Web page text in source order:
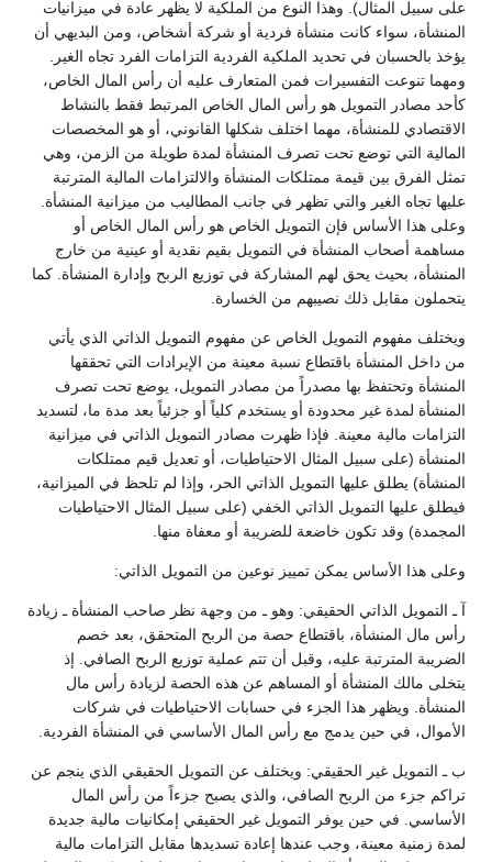
على سبيل المثال). وهذا النوع من الملكية لا يظهر عادة في ميزانيات
المنشأة، سواء كانت منشأة فردية أو شركة أشخاص، ومن البديهي أن
يؤخذ بالحسبان في تحديد الملكية الفردية التزامات الفرد تجاه الغير.
ومهما تنوعت التفسيرات فمن المتعارف عليه أن رأس المال الخاص،
كأحد مصادر التمويل هو رأس المال الخاص المرتبط فقط بالنشاط
الاقتصادي للمنشأة، مهما اختلف شكلها القانوني، أو هو المخصصات
المالية التي توضع تحت تصرف المنشأة لمدة طويلة من الزمن، وهي
تمثل الفرق بين قيمة ممتلكات المنشأة والالتزامات المالية المترتبة
عليها تجاه الغير والتي تظهر في جانب المطاليب من ميزانية المنشأة.
وعلى هذا الأساس فإن التمويل الخاص هو رأس المال الخاص أو
مساهمة أصحاب المنشأة في التمويل بقيم نقدية أو عينية من خارج
المنشأة، بحيث يحق لهم المشاركة في توزيع الربح وإدارة المنشأة. كما
يتحملون مقابل ذلك نصيبهم من الخسارة.
ويختلف مفهوم التمويل الخاص عن مفهوم التمويل الذاتي الذي يأتي
من داخل المنشأة باقتطاع نسبة معينة من الإيرادات التي تحققها
المنشأة وتحتفظ بها مصدراً من مصادر التمويل، يوضع تحت تصرف
المنشأة لمدة غير محدودة أو يستخدم كلياً أو جزئياً بعد مدة ما، لتسديد
التزامات مالية معينة. فإذا ظهرت مصادر التمويل الذاتي في ميزانية
المنشأة (على سبيل المثال الاحتياطيات، أو تعديل قيم ممتلكات
المنشأة) يطلق عليها التمويل الذاتي الحر، وإذا لم تلحظ في الميزانية،
فيطلق عليها التمويل الذاتي الخفي (على سبيل المثال الاحتياطيات
المجمدة) وقد تكون خاضعة للضريبة أو معفاة منها.
وعلى هذا الأساس يمكن تمييز نوعين من التمويل الذاتي:
آ ـ التمويل الذاتي الحقيقي: وهو ـ من وجهة نظر صاحب المنشأة ـ زيادة
رأس مال المنشأة، باقتطاع حصة من الربح المتحقق، بعد خصم
الضريبة المترتبة عليه، وقبل أن تتم عملية توزيع الربح الصافي. إذ
يتخلى مالك المنشأة أو المساهم عن هذه الحصة لزيادة رأس مال
المنشأة. ويظهر هذا الجزء في حسابات الاحتياطيات في شركات
الأموال، في حين يدمج مع رأس المال الأساسي في المنشأة الفردية.
ب ـ التمويل غير الحقيقي: ويختلف عن التمويل الحقيقي الذي ينجم عن
تراكم جزء من الربح الصافي، والذي يصبح جزءاً من رأس المال
الأساسي. في حين يوفر التمويل غير الحقيقي إمكانيات مالية جديدة
لمدة زمنية معينة، وجب عندها إعادة تسديدها مقابل التزامات مالية